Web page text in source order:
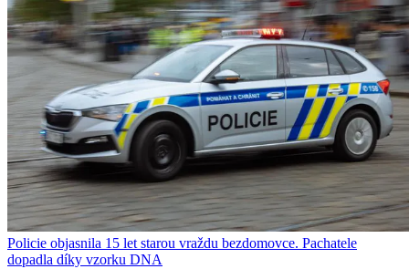
Policie objasnila 15 let starou vraždu bezdomovce. Pachatele
dopadla díky vzorku DNA